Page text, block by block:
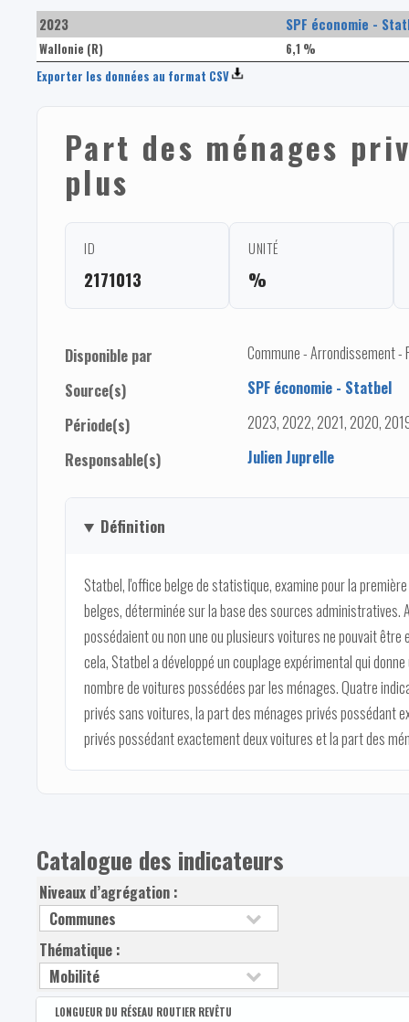
2023 SPF économie -
Wallonie (R)
6,1 %
Exporter les données au format CSV
Part des ménages
plus
ID
2171013
UNITÉ
%
Disponible par
Commune - Arrondissement -
Source(s)
SPF économie - Statbel
Période(s)
2023, 2022, 2021, 2020,
Responsable(s)
Julien Juprelle
Définition
Statbel, l'office belge de statistique, examine pour la
belges, déterminée sur la base des sources administratives.
possédaient ou non une ou plusieurs voitures ne pouvait être
cela, Statbel a développé un couplage expérimental qui
nombre de voitures possédées par les ménages. Quatre
privés sans voitures, la part des ménages privés possédant
privés possédant exactement deux voitures et la part des
Catalogue des indicateurs
Niveaux d’agrégation :
Thématique :
LONGUEUR DU RÉSEAU ROUTIER REVÊTU